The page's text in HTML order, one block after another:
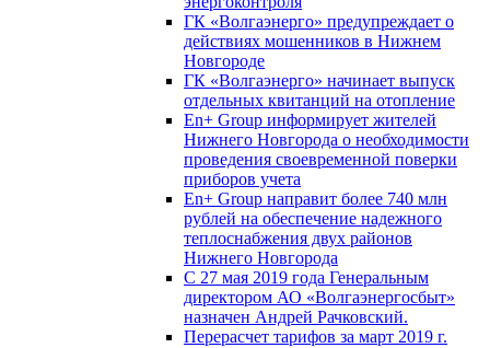
ГК «Волгаэнерго» предупреждает о
действиях мошенников в Нижнем
Новгороде
ГК «Волгаэнерго» начинает выпуск
отдельных квитанций на отопление
En+ Group информирует жителей
Нижнего Новгорода о необходимости
проведения своевременной поверки
приборов учета
En+ Group направит более 740 млн
рублей на обеспечение надежного
теплоснабжения двух районов
Нижнего Новгорода
С 27 мая 2019 года Генеральным
директором АО «Волгаэнергосбыт»
назначен Андрей Рачковский.
Перерасчет тарифов за март 2019 г.